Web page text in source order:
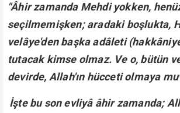
"Âhir zamanda Mehdi yokken,
seçilmemişken; aradaki boşlukta,
velâye'den başka adâleti
tutacak kimse olmaz. Ve o, bütün
devirde, Allah'ın hücceti olmaya
İşte bu son evliyâ âhir zamanda;